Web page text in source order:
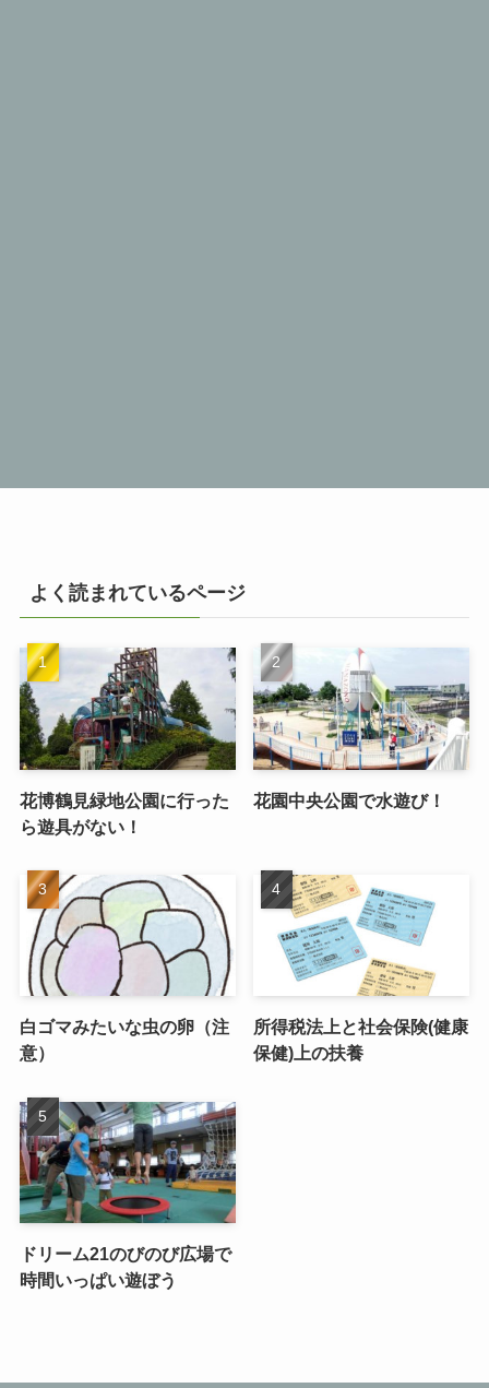
よく読まれているページ
花博鶴見緑地公園に行った
ら遊具がない！
花園中央公園で水遊び！
白ゴマみたいな虫の卵（注
意）
所得税法上と社会保険(健康
保健)上の扶養
ドリーム21のびのび広場で
時間いっぱい遊ぼう